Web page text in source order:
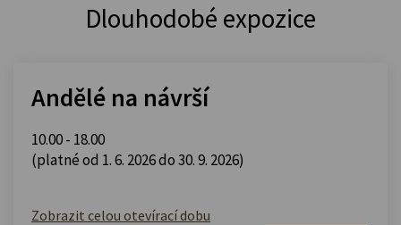
Dlouhodobé expozice
Andělé na návrší
10.00 - 18.00
(platné od 1. 6. 2026 do 30. 9. 2026)
Zobrazit celou otevírací dobu